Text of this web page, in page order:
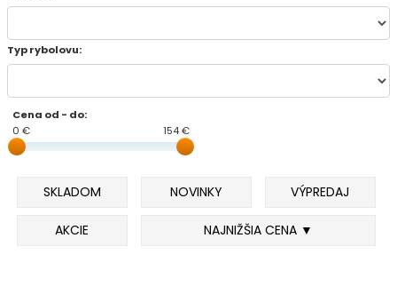
Typ rybolovu:
Cena od - do:
0 €
154 €
SKLADOM NOVINKY VÝPREDAJ
AKCIE NAJNIŽŠIA CENA ▼
PRÍVLAČOVÉ PRÚTY
SPODOVÉ A MARKEROVACIE PRÚTY
FEEDER ŠPIČKY
MATCHOVÉ A BOLOGNESOVÉ PRÚTY